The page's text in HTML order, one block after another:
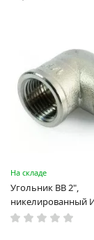
На складе
Угольник ВВ 2",
никелированный